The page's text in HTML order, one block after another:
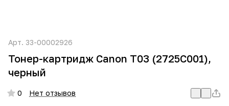
Арт. 33-00002926
Тонер-картридж Canon T03 (2725C001),
черный
0 Нет отзывов